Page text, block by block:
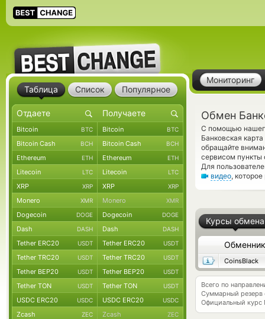
Мониторинг
Обмен
С помощью
Банковская
обращайте
сервисом пункты
Для
видео,
Курсы обмена
Обменник
CoinsBlack
Всего по
Суммарный резерв
Официальный курс
Таблица Список Популярное
Bitcoin BTC Bitcoin BTC
Bitcoin Cash BCH Bitcoin Cash BCH
Ethereum ETH Ethereum ETH
Litecoin LTC Litecoin LTC
XRP XRP XRP XRP
Monero XMR Monero XMR
Dogecoin DOGE Dogecoin DOGE
Dash DASH Dash DASH
Tether ERC20 USDT Tether ERC20 USDT
Tether TRC20 USDT Tether TRC20 USDT
Tether BEP20 USDT Tether BEP20 USDT
Tether TON USDT Tether TON USDT
USDC ERC20 USDC USDC ERC20 USDC
Zcash ZEC Zcash ZEC